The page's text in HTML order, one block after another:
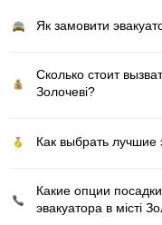
Як замовити
Сколько стоит
Золочеві?
Как выбрать лучшие
Какие опции
эвакуатора в місті